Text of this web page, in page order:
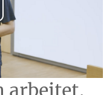
arbeitet,